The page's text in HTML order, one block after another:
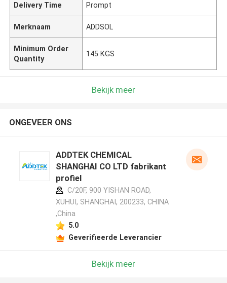
Delivery Time Prompt
Merknaam ADDSOL
Minimum Order
Quantity
145 KGS
Bekijk meer
ONGEVEER ONS
ADDTEK CHEMICAL
SHANGHAI CO LTD fabrikant
profiel
C/20F, 900 YISHAN ROAD,
XUHUI, SHANGHAI, 200233, CHINA
,China
5.0
Geverifieerde Leverancier
Bekijk meer